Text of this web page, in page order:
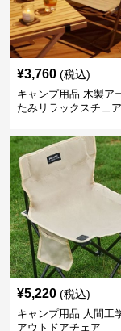
¥3,760 (税込)
キャンプ用品 木製ア
たみリラックスチェア
¥5,220 (税込)
キャンプ用品 人間工
アウトドアチェア